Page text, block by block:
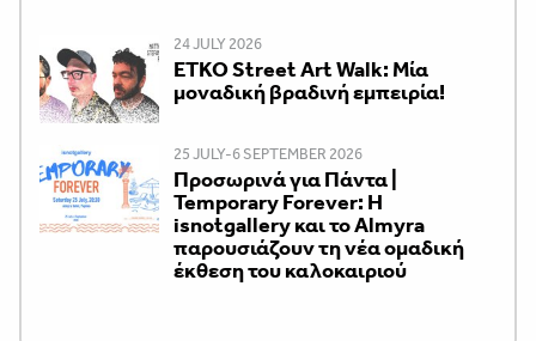
24 JULY 2026
ETKO Street Art Walk: Μία
μοναδική βραδινή εμπειρία!
25 JULY-6 SEPTEMBER 2026
Προσωρινά για Πάντα |
Temporary Forever: Η
isnotgallery και το Almyra
παρουσιάζουν τη νέα ομαδική
έκθεση του καλοκαιριού